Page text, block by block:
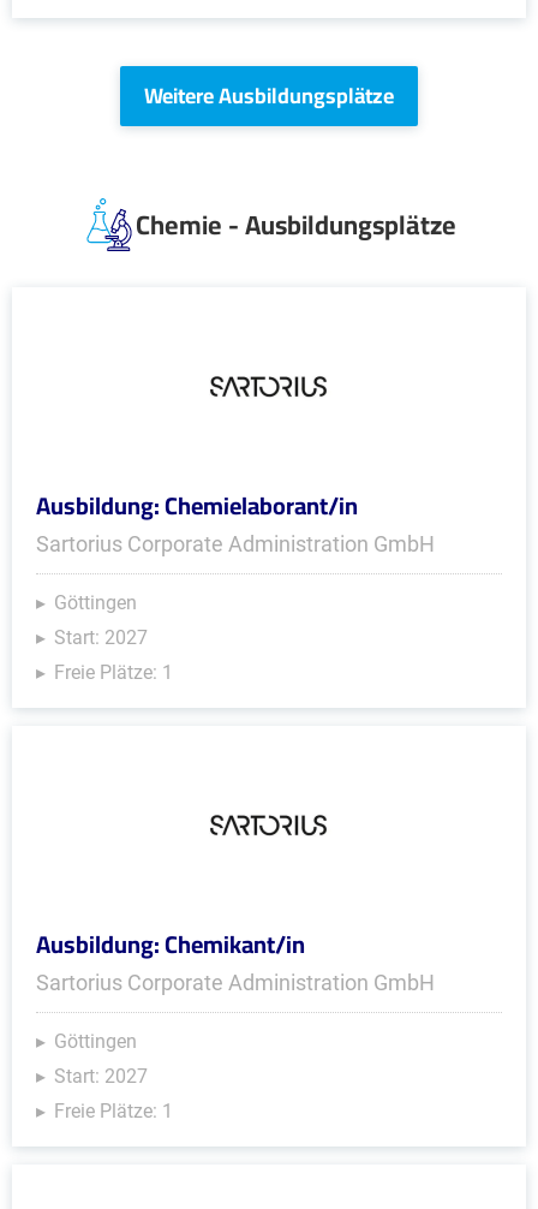
Weitere Ausbildungsplätze
Chemie - Ausbildungsplätze
Ausbildung: Chemielaborant/in
Sartorius Corporate Administration GmbH
Göttingen
Start: 2027
Freie Plätze: 1
Ausbildung: Chemikant/in
Sartorius Corporate Administration GmbH
Göttingen
Start: 2027
Freie Plätze: 1